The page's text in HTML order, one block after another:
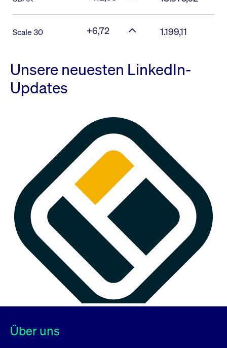
Scale 30 +6,72 1.199,11
Unsere neuesten LinkedIn-
Updates
Über uns